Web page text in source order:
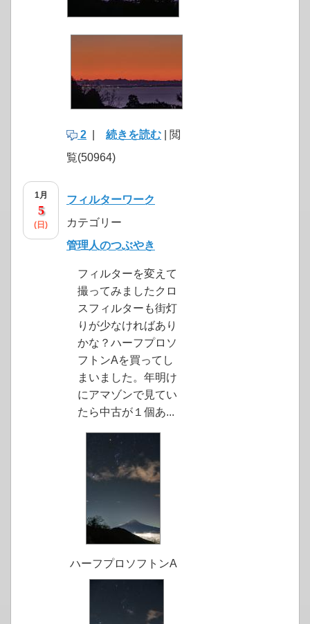
2 続きを読む | 閲
覧(50964)
1月
5
(日)
フィルターワーク
カテゴリー
管理人のつぶやき
フィルターを変えて
撮ってみましたクロ
スフィルターも街灯
りが少なければあり
かな？ハーフプロソ
フトンAを買ってし
まいました。年明け
にアマゾンで見てい
たら中古が１個あ...
ハーフプロソフトンA